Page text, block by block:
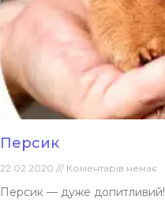
Персик
22.02.2020 Коментарів немає
Персик — дуже допитливий!